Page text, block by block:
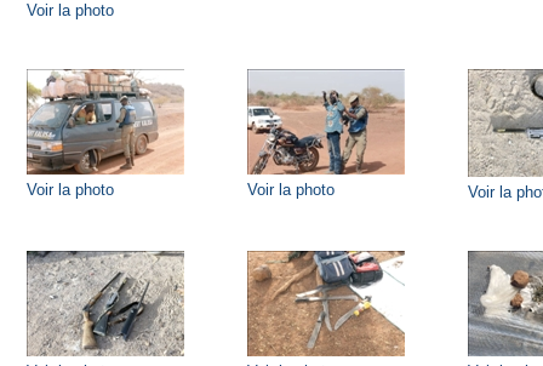
Voir la photo
Voir la photo Voir la photo Voir la